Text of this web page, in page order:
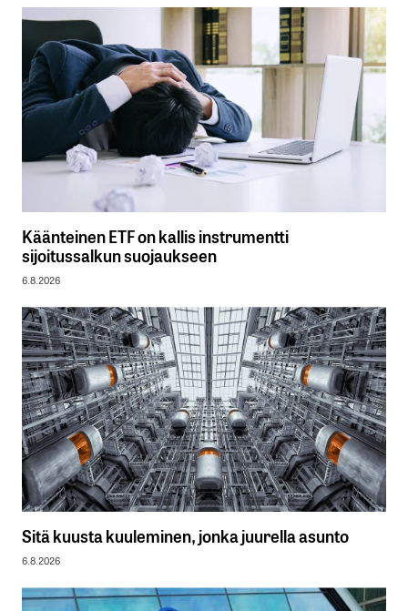
Käänteinen ETF on kallis instrumentti
sijoitussalkun suojaukseen
6.8.2026
Sitä kuusta kuuleminen, jonka juurella asunto
6.8.2026